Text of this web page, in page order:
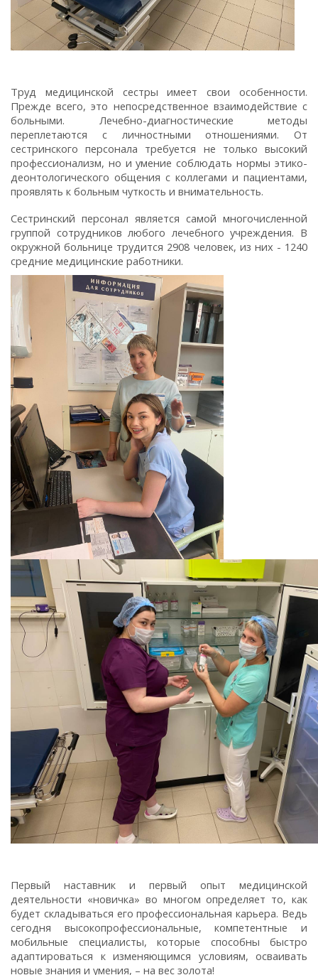
Труд медицинской сестры имеет свои особенности.
Прежде всего, это непосредственное взаимодействие с
больными. Лечебно-диагностические методы
переплетаются с личностными отношениями. От
сестринского персонала требуется не только высокий
профессионализм, но и умение соблюдать нормы этико-
деонтологического общения с коллегами и пациентами,
проявлять к больным чуткость и внимательность.
Сестринский персонал является самой многочисленной
группой сотрудников любого лечебного учреждения. В
окружной больнице трудится 2908 человек, из них - 1240
средние медицинские работники.
Первый наставник и первый опыт медицинской
деятельности «новичка» во многом определяет то, как
будет складываться его профессиональная карьера. Ведь
сегодня высокопрофессиональные, компетентные и
мобильные специалисты, которые способны быстро
адаптироваться к изменяющимся условиям, осваивать
новые знания и умения, – на вес золота!